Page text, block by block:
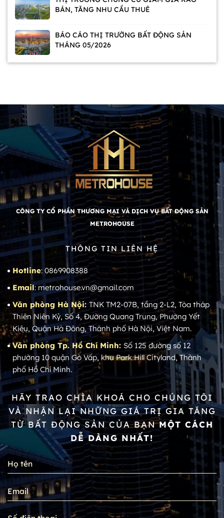
BÁN, TĂNG NHU CẦU THUÊ
BÁO CÁO THỊ TRƯỜNG BẤT ĐỘNG SẢN
THÁNG 05/2026
CÔNG TY CỔ PHẦN THƯƠNG MẠI VÀ DỊCH VỤ BẤT ĐỘNG SẢN
METROHOUSE
THÔNG TIN LIÊN HỆ
Hotline: 0869908388
Email: metrohouse.vn@gmail.com
Văn phòng Hà Nội:TNK TM2-07B, tầng 2-L2, Tòa tháp
Thiên Niên Kỷ, Số 4, Đường Quang Trung, Phường Yết
Kiêu, Quận Hà Đông, Thành phố Hà Nội, Việt Nam.
Văn phòng Tp. Hồ Chí Minh: Số 125 đường số 12
phường 10 quận Gò Vấp, khu Park Hill Cityland, Thành
phố Hồ Chí Minh.
HÃY TRAO CHÌA KHOÁ CHO CHÚNG TÔI
VÀ NHẬN LẠI NHỮNG GIÁ TRỊ GIA TĂNG
TỪ BẤT ĐỘNG SẢN CỦA BẠN MỘT CÁCH
DỄ DÀNG NHẤT!